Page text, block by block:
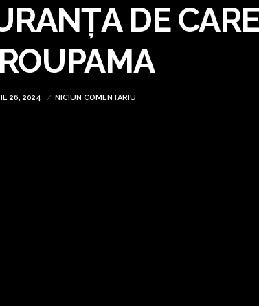
DE
26, 2024 NICIUN COMENTARIU